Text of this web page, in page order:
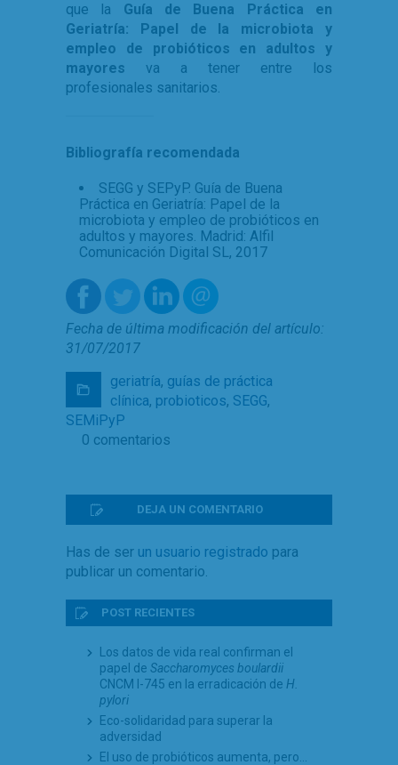
que la Guía de Buena Práctica en
Geriatría: Papel de la microbiota y
empleo de probióticos en adultos y
mayores va a tener entre los
profesionales sanitarios.
Bibliografía recomendada
SEGG y SEPyP. Guía de Buena
Práctica en Geriatría: Papel de la
microbiota y empleo de probióticos en
adultos y mayores. Madrid: Alfil
Comunicación Digital SL, 2017
Fecha de última modificación del artículo:
31/07/2017
geriatría, guías de práctica
clínica, probioticos, SEGG,
SEMiPyP
0 comentarios
DEJA UN COMENTARIO
Has de ser un usuario registrado para
publicar un comentario.
POST RECIENTES
Los datos de vida real confirman el
papel de Saccharomyces boulardii
CNCM I-745 en la erradicación de H.
pylori
Eco-solidaridad para superar la
adversidad
El uso de probióticos aumenta, pero…